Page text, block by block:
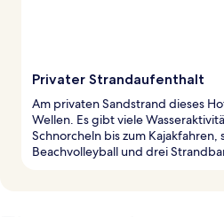
Privater Strandaufenthalt
Am privaten Sandstrand dieses
Wellen. Es gibt viele
Schnorcheln bis zum Kajakfahren,
Beachvolleyball und drei